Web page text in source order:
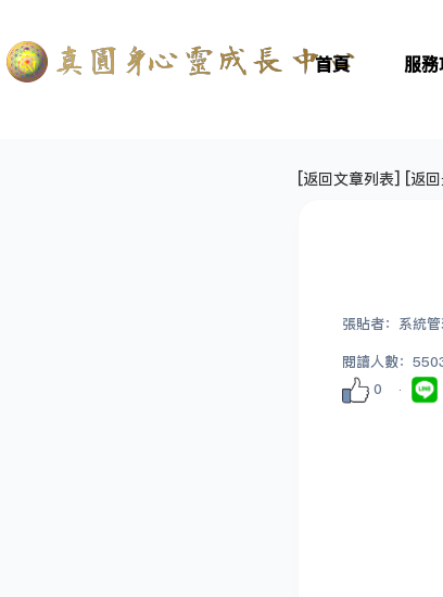
首頁 服務
[返回文章列表] [返
張貼者：系統
閱讀人數：
0